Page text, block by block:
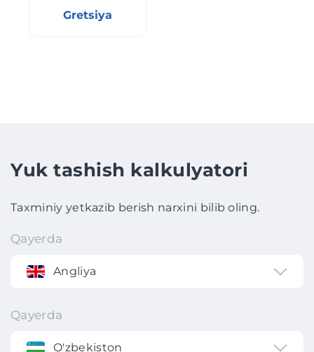
Gretsiya
Yuk tashish kalkulyatori
Taxminiy yetkazib berish narxini bilib oling.
Qayerda
Angliya
Qayerda
O'zbekiston